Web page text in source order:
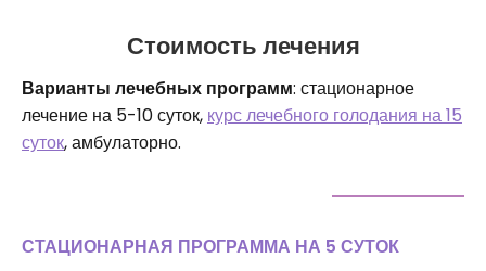
Стоимость лечения
Варианты лечебных программ: стационарное
лечение на 5-10 суток, курс лечебного голодания на 15
суток, амбулаторно.
СТАЦИОНАРНАЯ ПРОГРАММА НА 5 СУТОК